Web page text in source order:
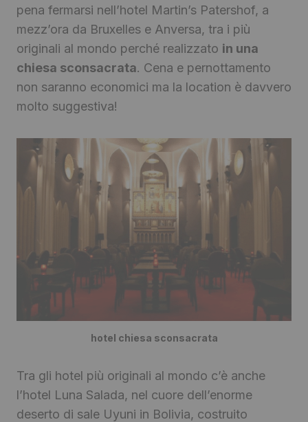
pena fermarsi nell’hotel Martin’s Patershof, a
mezz’ora da Bruxelles e Anversa, tra i più
originali al mondo perché realizzato in una
chiesa sconsacrata. Cena e pernottamento
non saranno economici ma la location è davvero
molto suggestiva!
hotel chiesa sconsacrata
Tra gli hotel più originali al mondo c’è anche
l’hotel Luna Salada, nel cuore dell’enorme
deserto di sale Uyuni in Bolivia, costruito